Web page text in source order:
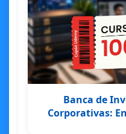
Banca de
Corporativas: